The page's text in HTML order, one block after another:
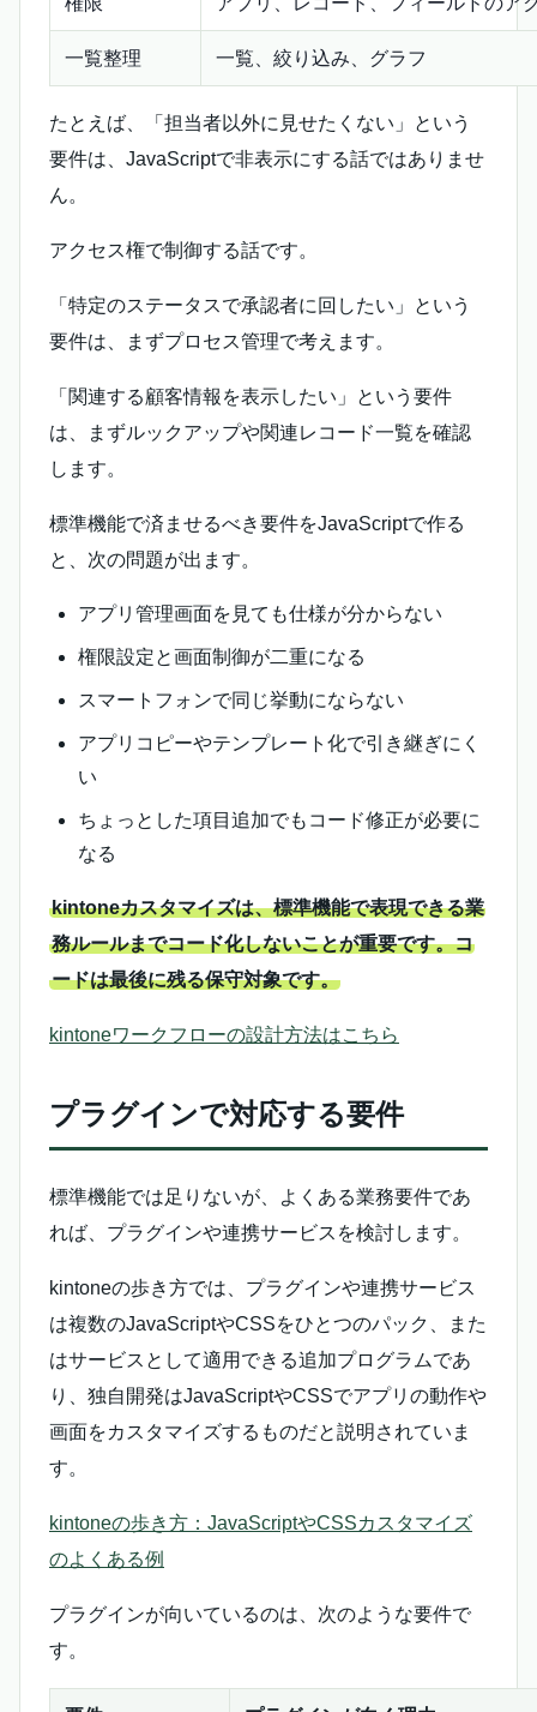
一覧整理 一覧、絞り込み、グラフ
たとえば、「担当者以外に見せたくない」という
要件は、JavaScriptで非表示にする話ではありませ
ん。
アクセス権で制御する話です。
「特定のステータスで承認者に回したい」という
要件は、まずプロセス管理で考えます。
「関連する顧客情報を表示したい」という要件
は、まずルックアップや関連レコード一覧を確認
します。
標準機能で済ませるべき要件をJavaScriptで作る
と、次の問題が出ます。
アプリ管理画面を見ても仕様が分からない
権限設定と画面制御が二重になる
スマートフォンで同じ挙動にならない
アプリコピーやテンプレート化で引き継ぎにく
い
ちょっとした項目追加でもコード修正が必要に
なる
kintoneカスタマイズは、標準機能で表現できる業
務ルールまでコード化しないことが重要です。コ
ードは最後に残る保守対象です。
kintoneワークフローの設計方法はこちら
プラグインで対応する要件
標準機能では足りないが、よくある業務要件であ
れば、プラグインや連携サービスを検討します。
kintoneの歩き方では、プラグインや連携サービス
は複数のJavaScriptやCSSをひとつのパック、また
はサービスとして適用できる追加プログラムであ
り、独自開発はJavaScriptやCSSでアプリの動作や
画面をカスタマイズするものだと説明されていま
す。
kintoneの歩き方：JavaScriptやCSSカスタマイズ
のよくある例
プラグインが向いているのは、次のような要件で
す。